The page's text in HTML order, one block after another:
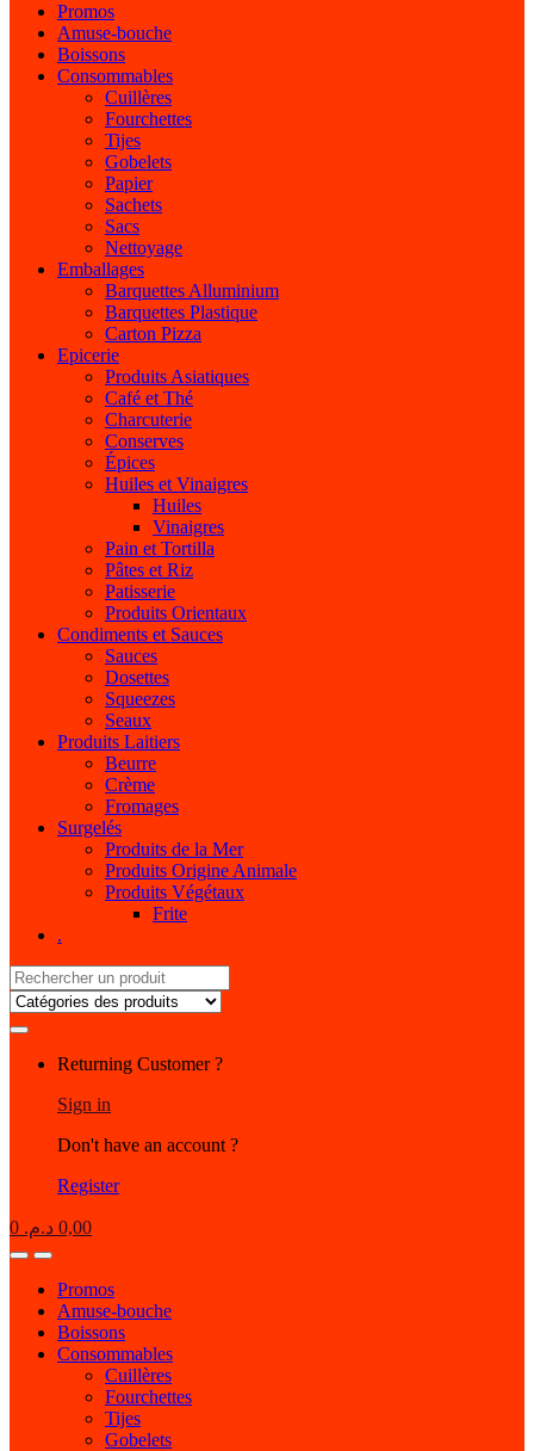
Promos
Amuse-bouche
Boissons
Consommables
Cuillères
Fourchettes
Tijes
Gobelets
Papier
Sachets
Sacs
Nettoyage
Emballages
Barquettes Alluminium
Barquettes Plastique
Carton Pizza
Epicerie
Produits Asiatiques
Café et Thé
Charcuterie
Conserves
Épices
Huiles et Vinaigres
Huiles
Vinaigres
Pain et Tortilla
Pâtes et Riz
Patisserie
Produits Orientaux
Condiments et Sauces
Sauces
Dosettes
Squeezes
Seaux
Produits Laitiers
Beurre
Crème
Fromages
Surgelés
Produits de la Mer
Produits Origine Animale
Produits Végétaux
Frite
.
Search
for:
Returning Customer ?
Sign in
Don't have an account ?
Register
0 0,00 د.م.
OpenClose
Promos
Amuse-bouche
Boissons
Consommables
Cuillères
Fourchettes
Tijes
Gobelets